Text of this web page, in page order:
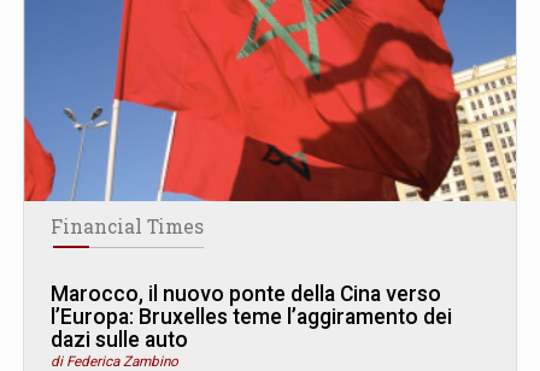
Financial Times
Marocco, il nuovo ponte della Cina verso
l’Europa: Bruxelles teme l’aggiramento dei
dazi sulle auto
di Federica Zambino